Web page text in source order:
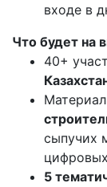
входе в
Что будет на
40+
сыпучих
5